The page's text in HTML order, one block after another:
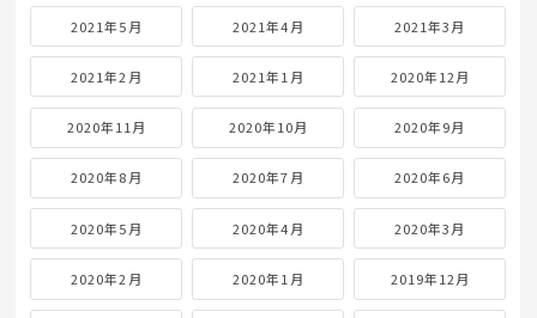
2021年5月 2021年4月 2021年3月
2021年2月 2021年1月 2020年12月
2020年11月 2020年10月 2020年9月
2020年8月 2020年7月 2020年6月
2020年5月 2020年4月 2020年3月
2020年2月 2020年1月 2019年12月